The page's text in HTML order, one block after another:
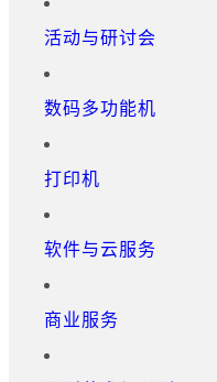
活动与研讨会
数码多功能机
打印机
软件与云服务
商业服务